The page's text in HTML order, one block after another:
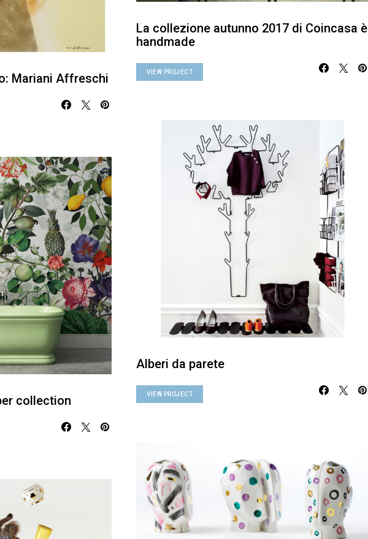
Mariani Affreschi
collection
La collezione autunno 2017 di Coincasa è
handmade
VIEW PROJECT
Alberi da parete
VIEW PROJECT